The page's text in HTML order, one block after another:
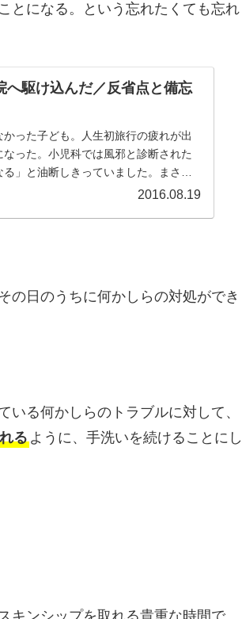
とになる。という忘れたくても忘れ
へ駆け込んだ／反省点と備忘
った子ども。人生初旅行の疲れが出
った。小児科では風邪と診断された
」と油断しきっていました。まさ
2016.08.19
の日のうちに何かしらの対処ができ
る何かしらのトラブルに対して、
るように、手洗いを続けることにし